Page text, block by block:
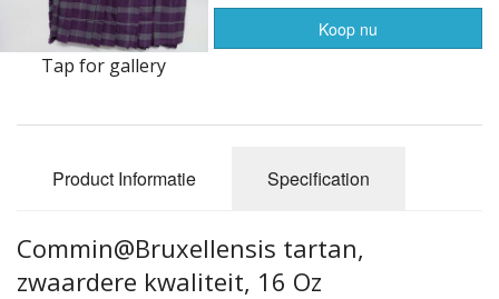
Tap for gallery
Koop nu
Product Informatie Specification
Commin@Bruxellensis tartan,
zwaardere kwaliteit, 16 Oz